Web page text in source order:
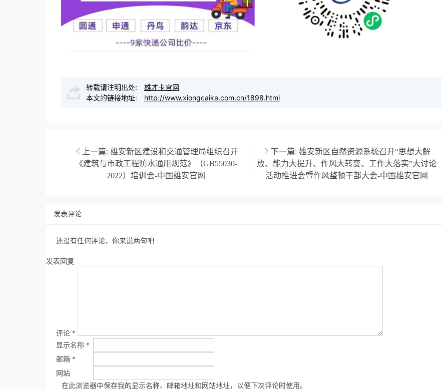
转载请注明出处:
雄才卡官网
本文的链接地址:
http://www.xiongcaika.com.cn/1898.html
上一篇: 雄安新区建设和交通管理局组织召开
《建筑与市政工程防水通用规范》（GB55030-
2022）培训会-中国雄安官网
下一篇: 雄安新区自然资源系统召开“思想大解
放、能力大提升、作风大转变、工作大落实”大讨论
活动推进会暨作风整顿干部大会-中国雄安官网
发表评论
还没有任何评论，你来说两句吧
发表回复
评论 *
显示名称 *
邮箱 *
网站
在此浏览器中保存我的显示名称、邮箱地址和网站地址，以便下次评论时使用。